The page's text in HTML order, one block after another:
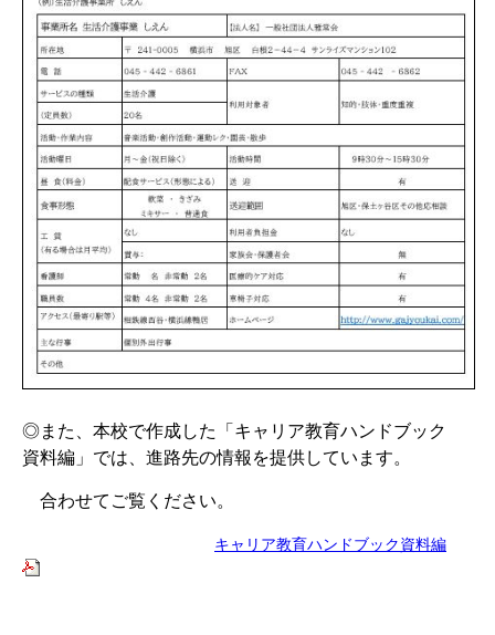
◎また、本校で作成した「キャリア教育ハンドブック
資料編」では、進路先の情報を提供しています。
合わせてご覧ください。
キャリア教育ハンドブック資料編